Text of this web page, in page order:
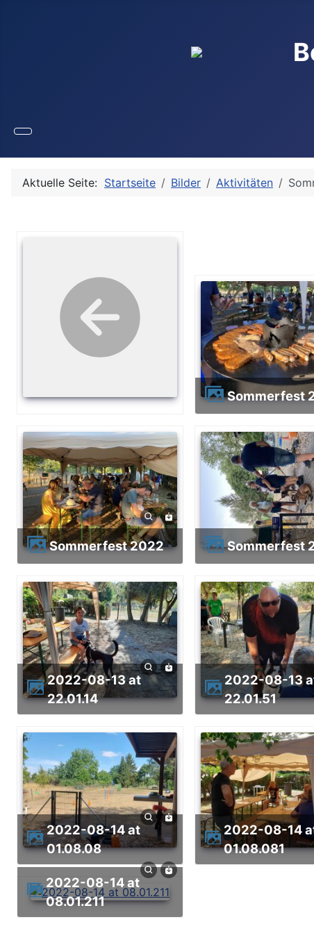
Aktuelle Seite: Startseite Bilder Aktivitäten
Sommerfest
Sommerfest 2022 Sommerfest
2022-08-13 at
22.01.14
2022-08-13 at
22.01.51
2022-08-14 at
01.08.08
2022-08-14 at
01.08.081
2022-08-14 at
08.01.211